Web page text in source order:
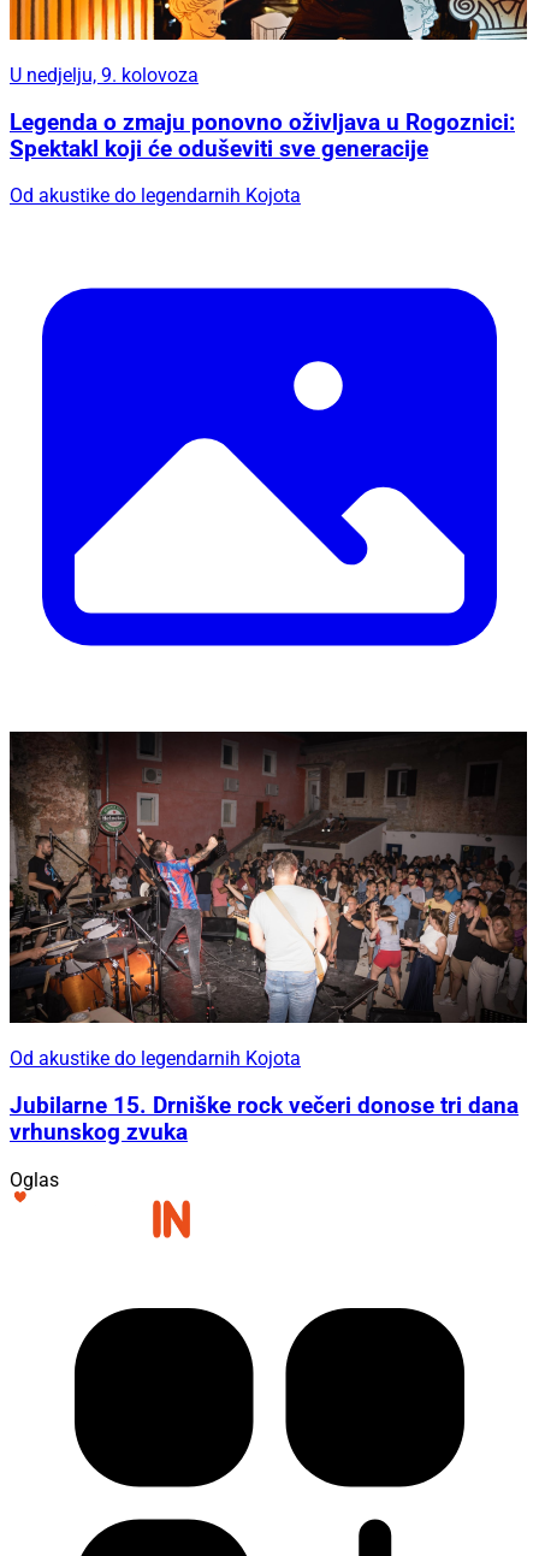
U nedjelju, 9. kolovoza
Legenda o zmaju ponovno oživljava u Rogoznici:
Spektakl koji će oduševiti sve generacije
Od akustike do legendarnih Kojota
Od akustike do legendarnih Kojota
Jubilarne 15. Drniške rock večeri donose tri dana
vrhunskog zvuka
Oglas